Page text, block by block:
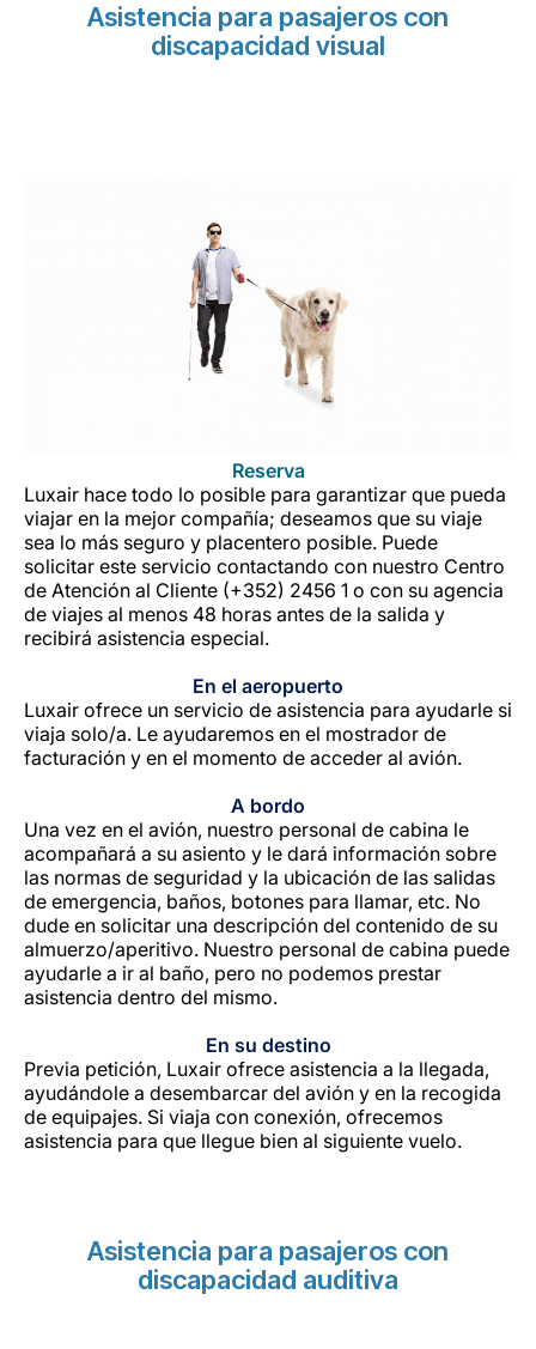
Asistencia para pasajeros con
discapacidad visual
Reserva
Luxair hace todo lo posible para garantizar que pueda
viajar en la mejor compañía; deseamos que su viaje
sea lo más seguro y placentero posible. Puede
solicitar este servicio contactando con nuestro Centro
de Atención al Cliente (+352) 2456 1 o con su agencia
de viajes al menos 48 horas antes de la salida y
recibirá asistencia especial.
En el aeropuerto
Luxair ofrece un servicio de asistencia para ayudarle si
viaja solo/a. Le ayudaremos en el mostrador de
facturación y en el momento de acceder al avión.
A bordo
Una vez en el avión, nuestro personal de cabina le
acompañará a su asiento y le dará información sobre
las normas de seguridad y la ubicación de las salidas
de emergencia, baños, botones para llamar, etc. No
dude en solicitar una descripción del contenido de su
almuerzo/aperitivo. Nuestro personal de cabina puede
ayudarle a ir al baño, pero no podemos prestar
asistencia dentro del mismo.
En su destino
Previa petición, Luxair ofrece asistencia a la llegada,
ayudándole a desembarcar del avión y en la recogida
de equipajes. Si viaja con conexión, ofrecemos
asistencia para que llegue bien al siguiente vuelo.
Asistencia para pasajeros con
discapacidad auditiva